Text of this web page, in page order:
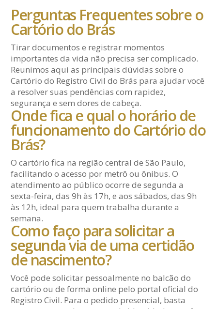
Perguntas Frequentes sobre o
Cartório do Brás
Tirar documentos e registrar momentos
importantes da vida não precisa ser complicado.
Reunimos aqui as principais dúvidas sobre o
Cartório do Registro Civil do Brás para ajudar você
a resolver suas pendências com rapidez,
segurança e sem dores de cabeça.
Onde fica e qual o horário de
funcionamento do Cartório do
Brás?
O cartório fica na região central de São Paulo,
facilitando o acesso por metrô ou ônibus. O
atendimento ao público ocorre de segunda a
sexta-feira, das 9h às 17h, e aos sábados, das 9h
às 12h, ideal para quem trabalha durante a
semana.
Como faço para solicitar a
segunda via de uma certidão
de nascimento?
Você pode solicitar pessoalmente no balcão do
cartório ou de forma online pelo portal oficial do
Registro Civil. Para o pedido presencial, basta